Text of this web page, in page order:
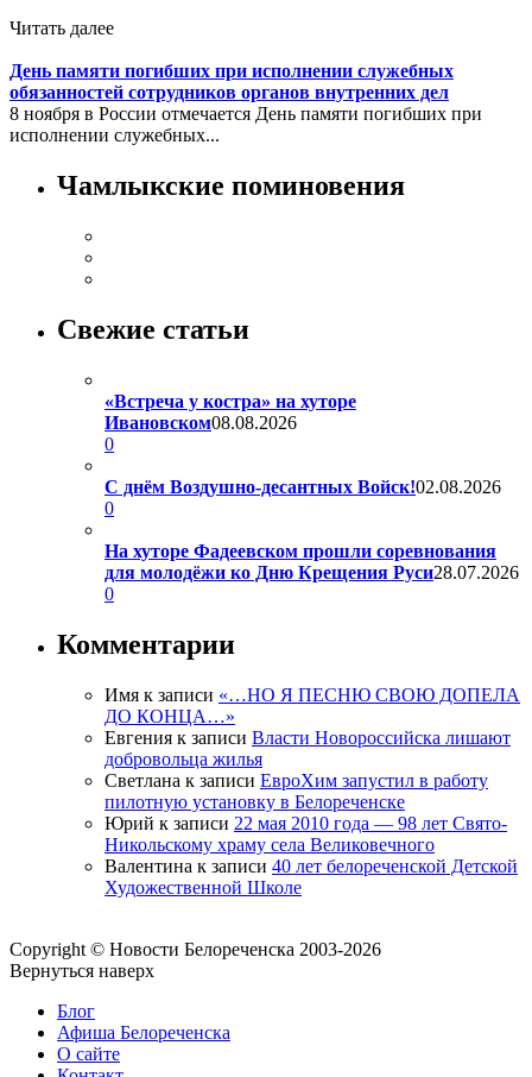
Читать далее
День памяти погибших при исполнении служебных
обязанностей сотрудников органов внутренних дел
8 ноября в России отмечается День памяти погибших при
исполнении служебных...
Чамлыкские поминовения
Свежие статьи
«Встреча у костра» на хуторе
Ивановском08.08.2026
0
С днём Воздушно-десантных Войск!02.08.2026
0
На хуторе Фадеевском прошли соревнования
для молодёжи ко Дню Крещения Руси28.07.2026
0
Комментарии
Имя к записи «…НО Я ПЕСНЮ СВОЮ ДОПЕЛА
ДО КОНЦА…»
Евгения к записи Власти Новороссийска лишают
добровольца жилья
Светлана к записи ЕвроХим запустил в работу
пилотную установку в Белореченске
Юрий к записи 22 мая 2010 года — 98 лет Свято-
Никольскому храму села Великовечного
Валентина к записи 40 лет белореченской Детской
Художественной Школе
Copyright © Новости Белореченска 2003-2026
Вернуться наверх
Блог
Афиша Белореченска
О сайте